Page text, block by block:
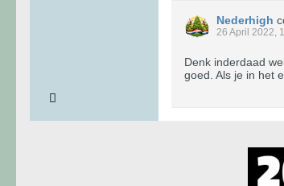
Nederhigh
26 April 2022,
Denk inderdaad
goed. Als je in het